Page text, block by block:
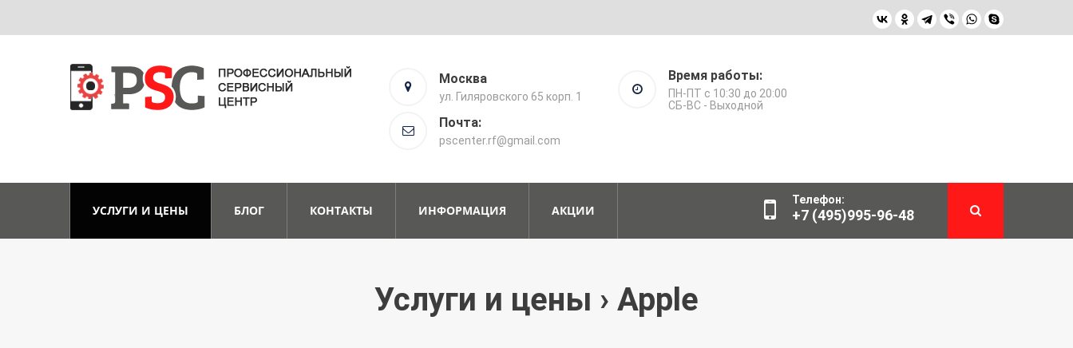
Москва
ул. Гиляровского 65 корп. 1
Время работы:
ПН-ПТ с 10:30 до 20:00
СБ-ВС - Выходной
Почта:
pscenter.rf@gmail.com
УСЛУГИ И ЦЕНЫ БЛОГ КОНТАКТЫ ИНФОРМАЦИЯ АКЦИИ
Телефон:
+7 (495)995-96-48
Услуги и цены › Apple